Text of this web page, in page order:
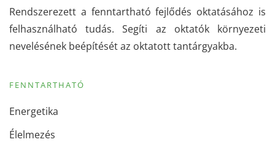
Rendszerezett a fenntartható fejlődés oktatásához is
felhasználható tudás. Segíti az oktatók környezeti
nevelésének beépítését az oktatott tantárgyakba.
FENNTARTHATÓ
Energetika
Élelmezés